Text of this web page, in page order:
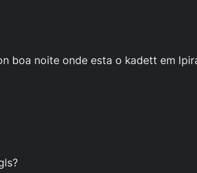
boa noite onde esta o kadett em